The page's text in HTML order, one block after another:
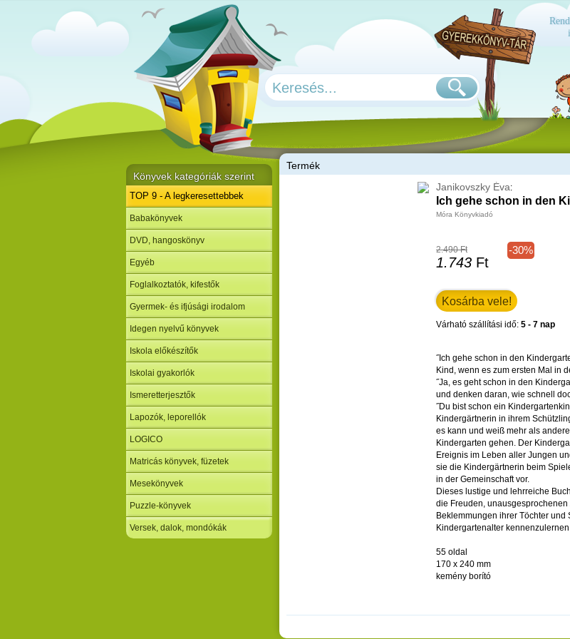
Termék
Janikovszky Éva:
Ich gehe schon in den
Móra Könyvkiadó
2.490 Ft
1.743 Ft
-30%
Várható szállítási idő: 5 - 7 nap
˝Ich gehe schon in den
Kind, wenn es zum ersten Mal in
˝Ja, es geht schon in den
und denken daran, wie schnell
˝Du bist schon ein
Kindergärtnerin in ihrem
es kann und weiß mehr als
Kindergarten gehen. Der
Ereignis im Leben aller Jungen
sie die Kindergärtnerin beim
in der Gemeinschaft vor.
Dieses lustige und lehrreiche
die Freuden, unausgesprochenen
Beklemmungen ihrer Töchter und
Kindergartenalter
55 oldal
170 x 240 mm
kemény borító
Könyvek kategóriák szerint
TOP 9 - A legkeresettebbek
Babakönyvek
DVD, hangoskönyv
Egyéb
Foglalkoztatók, kifestők
Gyermek- és ifjúsági irodalom
Idegen nyelvű könyvek
Iskola előkészítők
Iskolai gyakorlók
Ismeretterjesztők
Lapozók, leporellók
LOGICO
Matricás könyvek, füzetek
Mesekönyvek
Puzzle-könyvek
Versek, dalok, mondókák